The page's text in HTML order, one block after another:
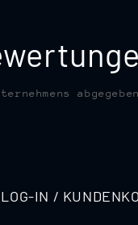
LOG-IN /